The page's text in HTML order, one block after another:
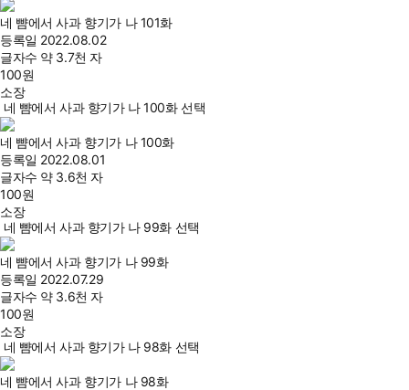
네 뺨에서 사과 향기가 나 101화
등록일 2022.08.02
글자수 약 3.7천 자
100원
소장
네 뺨에서 사과 향기가 나 100화 선택
네 뺨에서 사과 향기가 나 100화
등록일 2022.08.01
글자수 약 3.6천 자
100원
소장
네 뺨에서 사과 향기가 나 99화 선택
네 뺨에서 사과 향기가 나 99화
등록일 2022.07.29
글자수 약 3.6천 자
100원
소장
네 뺨에서 사과 향기가 나 98화 선택
네 뺨에서 사과 향기가 나 98화